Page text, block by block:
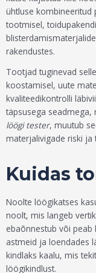
ühtluse kombineeritud
tootmisel,
rakendustes.
Tootjad tuginevad
koostamisel, uute
kvaliteedikontrolli
täpsusega seadmega,
löögi tester, muutub
materjalivigade riski ja
Kuidas
Noolte löögikatses
noolt, mis langeb
ebaõnnestub või peab
astmeid ja loendades
kindlaks kaalu, mis
löögikindlust.